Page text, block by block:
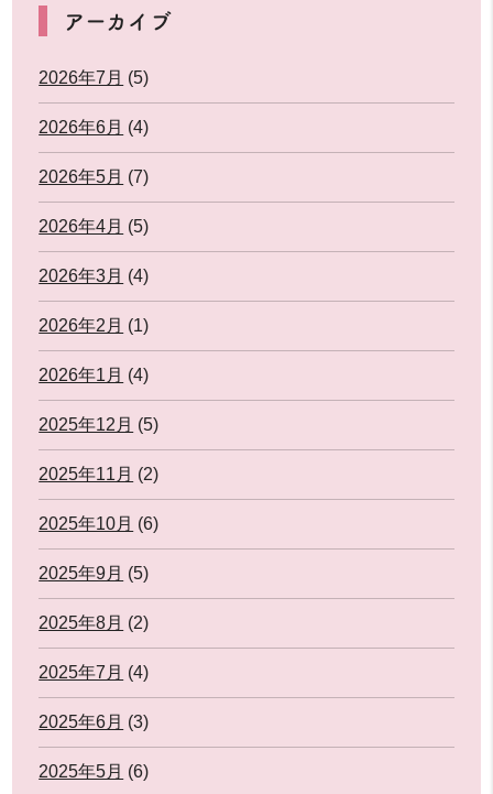
アーカイブ
2026年7月 (5)
2026年6月 (4)
2026年5月 (7)
2026年4月 (5)
2026年3月 (4)
2026年2月 (1)
2026年1月 (4)
2025年12月 (5)
2025年11月 (2)
2025年10月 (6)
2025年9月 (5)
2025年8月 (2)
2025年7月 (4)
2025年6月 (3)
2025年5月 (6)